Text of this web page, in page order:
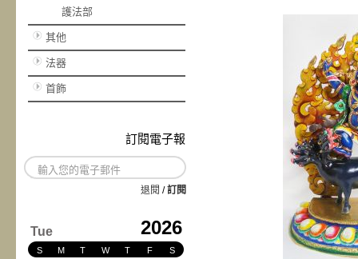
護法部
其他
法器
首飾
訂閱電子報
退閱 /訂閱
Tue 2026
S M T W T F S